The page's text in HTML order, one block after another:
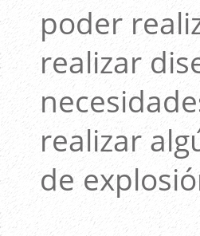
poder
realizar
realizar
de